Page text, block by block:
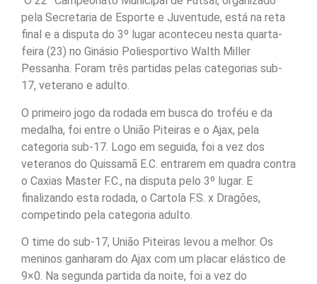
pela Secretaria de Esporte e Juventude, está na reta
final e a disputa do 3º lugar aconteceu nesta quarta-
feira (23) no Ginásio Poliesportivo Walth Miller
Pessanha. Foram três partidas pelas categorias sub-
17, veterano e adulto.
O primeiro jogo da rodada em busca do troféu e da
medalha, foi entre o União Piteiras e o Ajax, pela
categoria sub-17. Logo em seguida, foi a vez dos
veteranos do Quissamã E.C. entrarem em quadra contra
o Caxias Master F.C., na disputa pelo 3º lugar. E
finalizando esta rodada, o Cartola F.S. x Dragões,
competindo pela categoria adulto.
O time do sub-17, União Piteiras levou a melhor. Os
meninos ganharam do Ajax com um placar elástico de
9×0. Na segunda partida da noite, foi a vez do